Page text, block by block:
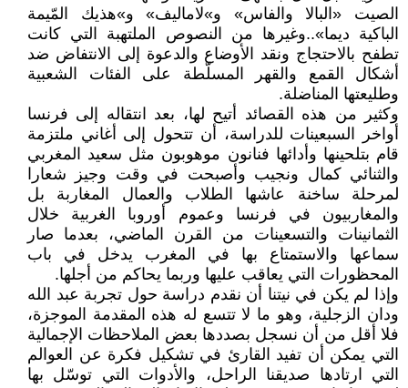
الصيت «البالا والفاس» و»لاماليف» و»هذيك المّيمة
الباكية ديما»..وغيرها من النصوص الملتهبة التي كانت
تطفح بالاحتجاج ونقد الأوضاع والدعوة إلى الانتفاض ضد
أشكال القمع والقهر المسلّطة على الفئات الشعبية
وطليعتها المناضلة.
وكثير من هذه القصائد أتيح لها، بعد انتقاله إلى فرنسا
أواخر السبعينات للدراسة، أن تتحول إلى أغاني ملتزمة
قام بتلحينها وأدائها فنانون موهوبون مثل سعيد المغربي
والثنائي كمال ونجيب وأصبحت في وقت وجيز شعارا
لمرحلة ساخنة عاشها الطلاب والعمال المغاربة بل
والمغاربيون في فرنسا وعموم أوروبا الغربية خلال
الثمانينات والتسعينات من القرن الماضي، بعدما صار
سماعها والاستمتاع بها في المغرب يدخل في باب
المحظورات التي يعاقب عليها وربما يحاكم من أجلها.
وإذا لم يكن في نيتنا أن نقدم دراسة حول تجربة عبد الله
ودان الزجلية، وهو ما لا تتسع له هذه المقدمة الموجزة،
فلا أقل من أن نسجل بصددها بعض الملاحظات الإجمالية
التي يمكن أن تفيد القارئ في تشكيل فكرة عن العوالم
التي ارتادها صديقنا الراحل، والأدوات التي توسّل بها